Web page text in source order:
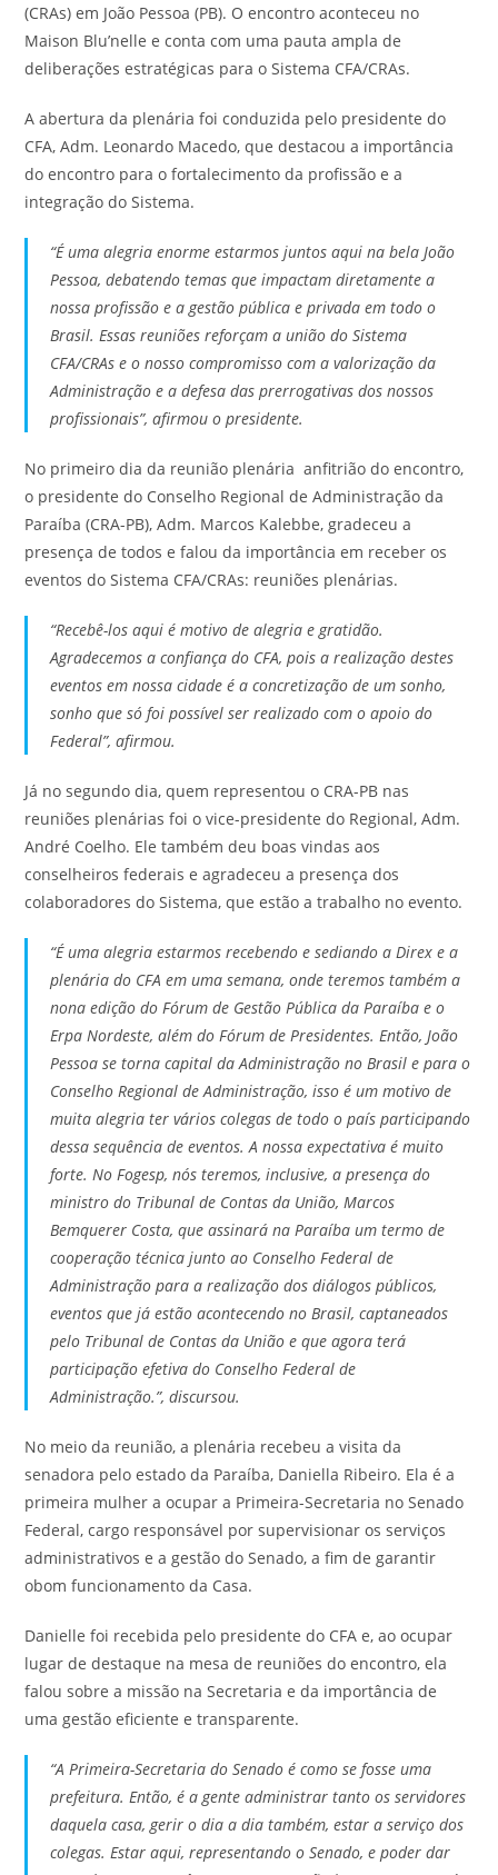
(CRAs) em João Pessoa (PB). O encontro aconteceu no
Maison Blu’nelle e conta com uma pauta ampla de
deliberações estratégicas para o Sistema CFA/CRAs.
A abertura da plenária foi conduzida pelo presidente do
CFA, Adm. Leonardo Macedo, que destacou a importância
do encontro para o fortalecimento da profissão e a
integração do Sistema.
“É uma alegria enorme estarmos juntos aqui na bela João
Pessoa, debatendo temas que impactam diretamente a
nossa profissão e a gestão pública e privada em todo o
Brasil. Essas reuniões reforçam a união do Sistema
CFA/CRAs e o nosso compromisso com a valorização da
Administração e a defesa das prerrogativas dos nossos
profissionais”, afirmou o presidente.
No primeiro dia da reunião plenária anfitrião do encontro,
o presidente do Conselho Regional de Administração da
Paraíba (CRA-PB), Adm. Marcos Kalebbe, gradeceu a
presença de todos e falou da importância em receber os
eventos do Sistema CFA/CRAs: reuniões plenárias.
“Recebê-los aqui é motivo de alegria e gratidão.
Agradecemos a confiança do CFA, pois a realização destes
eventos em nossa cidade é a concretização de um sonho,
sonho que só foi possível ser realizado com o apoio do
Federal”, afirmou.
Já no segundo dia, quem representou o CRA-PB nas
reuniões plenárias foi o vice-presidente do Regional, Adm.
André Coelho. Ele também deu boas vindas aos
conselheiros federais e agradeceu a presença dos
colaboradores do Sistema, que estão a trabalho no evento.
“É uma alegria estarmos recebendo e sediando a Direx e a
plenária do CFA em uma semana, onde teremos também a
nona edição do Fórum de Gestão Pública da Paraíba e o
Erpa Nordeste, além do Fórum de Presidentes. Então, João
Pessoa se torna capital da Administração no Brasil e para o
Conselho Regional de Administração, isso é um motivo de
muita alegria ter vários colegas de todo o país participando
dessa sequência de eventos. A nossa expectativa é muito
forte. No Fogesp, nós teremos, inclusive, a presença do
ministro do Tribunal de Contas da União, Marcos
Bemquerer Costa, que assinará na Paraíba um termo de
cooperação técnica junto ao Conselho Federal de
Administração para a realização dos diálogos públicos,
eventos que já estão acontecendo no Brasil, captaneados
pelo Tribunal de Contas da União e que agora terá
participação efetiva do Conselho Federal de
Administração.”, discursou.
No meio da reunião, a plenária recebeu a visita da
senadora pelo estado da Paraíba, Daniella Ribeiro. Ela é a
primeira mulher a ocupar a Primeira-Secretaria no Senado
Federal, cargo responsável por supervisionar os serviços
administrativos e a gestão do Senado, a fim de garantir
obom funcionamento da Casa.
Danielle foi recebida pelo presidente do CFA e, ao ocupar
lugar de destaque na mesa de reuniões do encontro, ela
falou sobre a missão na Secretaria e da importância de
uma gestão eficiente e transparente.
“A Primeira-Secretaria do Senado é como se fosse uma
prefeitura. Então, é a gente administrar tanto os servidores
daquela casa, gerir o dia a dia também, estar a serviço dos
colegas. Estar aqui, representando o Senado, e poder dar